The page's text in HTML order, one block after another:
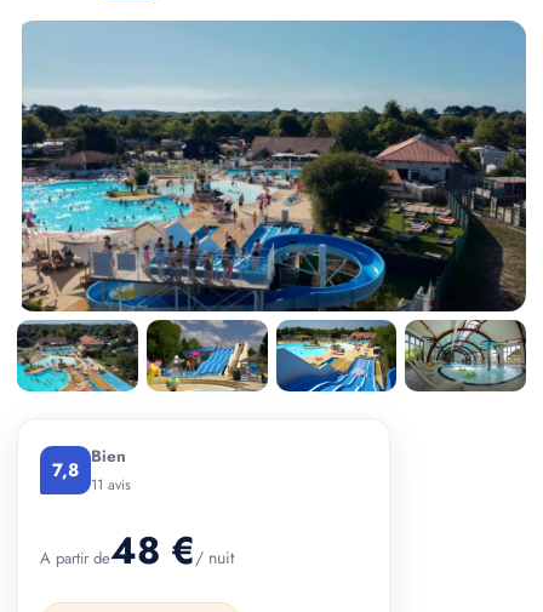
7,8 Bien
11 avis
A partir de48 €/ nuit